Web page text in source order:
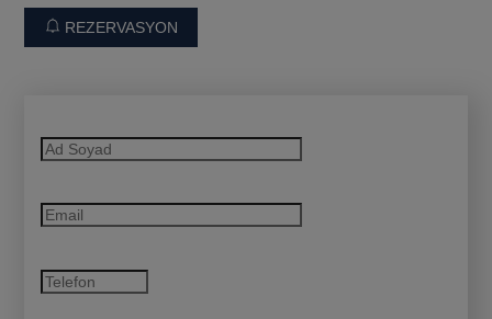
REZERVASYON